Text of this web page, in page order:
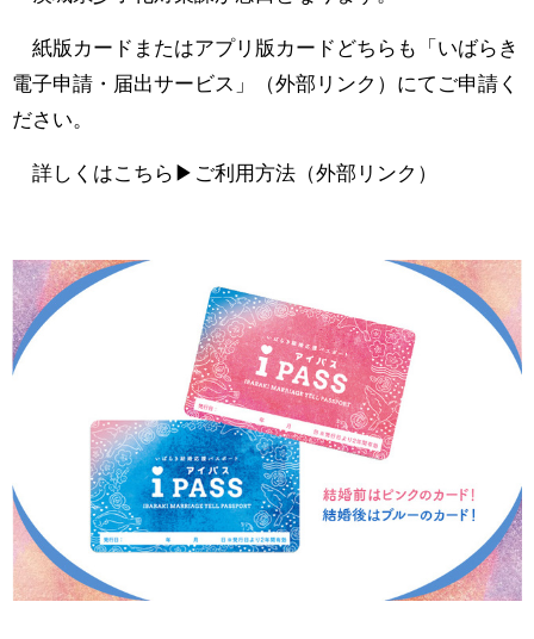
紙版カードまたはアプリ版カードどちらも「 いばらき
電子申請・届出サービス 」（外部リンク）にてご申請く
ださい。
詳しくはこちら▶ ご利用方法 （外部リンク）